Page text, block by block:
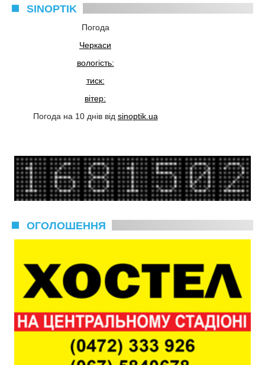
SINOPTIK
Погода
Черкаси
вологість:
тиск:
вітер:
Погода на 10 днів від sinoptik.ua
ОГОЛОШЕННЯ